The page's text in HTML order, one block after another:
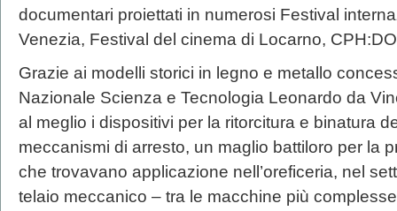
documentari proiettati in numerosi Festival
Venezia, Festival del cinema di Locarno,
Grazie ai modelli storici in legno e metallo
Nazionale Scienza e Tecnologia Leonardo da
al meglio i dispositivi per la ritorcitura e binatura
meccanismi di arresto, un maglio battiloro per la
che trovavano applicazione nell’oreficeria, nel
telaio meccanico – tra le macchine più